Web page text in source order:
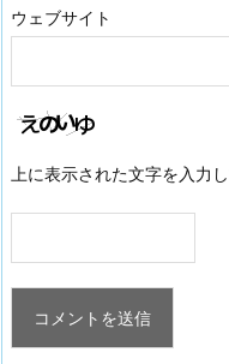
ウェブサイト
上に表示された文字を入力